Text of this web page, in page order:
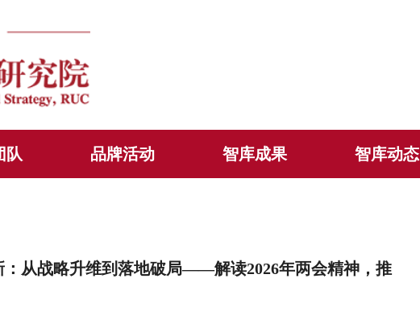
队 品牌活动 智库成果 智库动态
从战略升维到落地破局——解读2026年两会精神，推